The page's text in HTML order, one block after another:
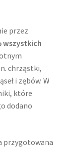
przez
wszystkich
chrząstki,
i zębów. W
które
dodano
przygotowana